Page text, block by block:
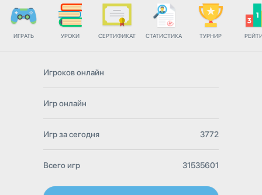
ИГРАТЬ УРОКИ СЕРТИФИКАТ СТАТИСТИКА ТУРНИР
Игроков онлайн
Игр онлайн
Игр за сегодня 3772
Всего игр 31535601